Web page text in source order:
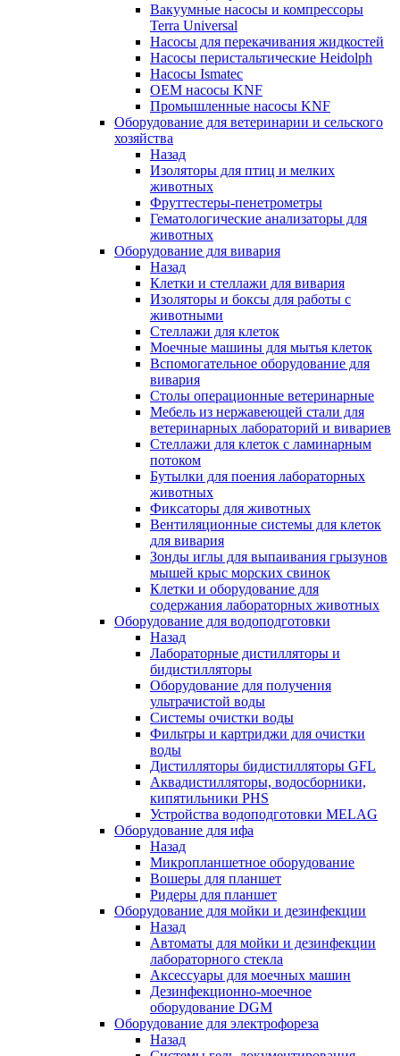
Вакуумные насосы и компрессоры
Terra Universal
Насосы для перекачивания жидкостей
Насосы перистальтические Heidolph
Насосы Ismatec
OEM насосы KNF
Промышленные насосы KNF
Оборудование для ветеринарии и сельского
хозяйства
Назад
Изоляторы для птиц и мелких
животных
Фруттестеры-пенетрометры
Гематологические анализаторы для
животных
Оборудование для вивария
Назад
Клетки и стеллажи для вивария
Изоляторы и боксы для работы с
животными
Стеллажи для клеток
Моечные машины для мытья клеток
Вспомогательное оборудование для
вивария
Столы операционные ветеринарные
Мебель из нержавеющей стали для
ветеринарных лабораторий и вивариев
Стеллажи для клеток с ламинарным
потоком
Бутылки для поения лабораторных
животных
Фиксаторы для животных
Вентиляционные системы для клеток
для вивария
Зонды иглы для выпаивания грызунов
мышей крыс морских свинок
Клетки и оборудование для
содержания лабораторных животных
Оборудование для водоподготовки
Назад
Лабораторные дистилляторы и
бидистилляторы
Оборудование для получения
ультрачистой воды
Системы очистки воды
Фильтры и картриджи для очистки
воды
Дистилляторы бидистилляторы GFL
Аквадистилляторы, водосборники,
кипятильники PHS
Устройства водоподготовки MELAG
Оборудование для ифа
Назад
Микропланшетное оборудование
Вошеры для планшет
Ридеры для планшет
Оборудование для мойки и дезинфекции
Назад
Автоматы для мойки и дезинфекции
лабораторного стекла
Аксессуары для моечных машин
Дезинфекционно-моечное
оборудование DGM
Оборудование для электрофореза
Назад